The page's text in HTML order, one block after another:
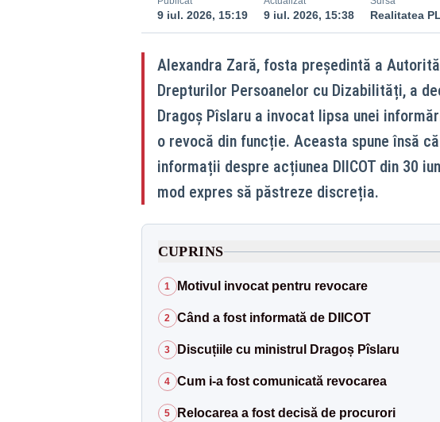
9 iul. 2026, 15:19 9 iul. 2026, 15:38 Realitatea
Alexandra Zară, fosta președintă a
Drepturilor Persoanelor cu Dizabilități, a
Dragoș Pîslaru a invocat lipsa unei
o revocă din funcție. Aceasta spune însă
informații despre acțiunea DIICOT din 30
mod expres să păstreze discreția.
CUPRINS
1 Motivul invocat pentru revocare
2 Când a fost informată de DIICOT
3 Discuțiile cu ministrul Dragoș Pîslaru
4 Cum i-a fost comunicată revocarea
5 Relocarea a fost decisă de procurori